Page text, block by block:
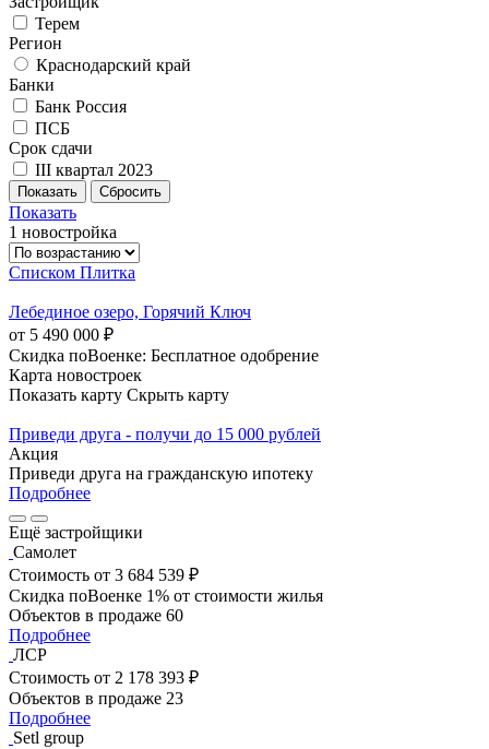
Терем
Регион
Краснодарский край
Банки
Банк Россия
ПСБ
Срок сдачи
III квартал 2023
Показать
1 новостройка
Списком Плитка
Лебединое озеро, Горячий Ключ
от 5 490 000 ₽
Скидка поВоенке: Бесплатное одобрение
Карта новостроек
Показать карту Скрыть карту
Приведи друга - получи до 15 000 рублей
Акция
Приведи друга на гражданскую ипотеку
Подробнее
Ещё застройщики
Самолет
Стоимость от 3 684 539 ₽
Скидка поВоенке 1% от стоимости жилья
Объектов в продаже 60
Подробнее
ЛСР
Стоимость от 2 178 393 ₽
Объектов в продаже 23
Подробнее
Setl group